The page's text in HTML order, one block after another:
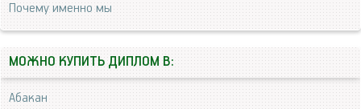
Почему именно мы
МОЖНО КУПИТЬ ДИПЛОМ В:
Абакан